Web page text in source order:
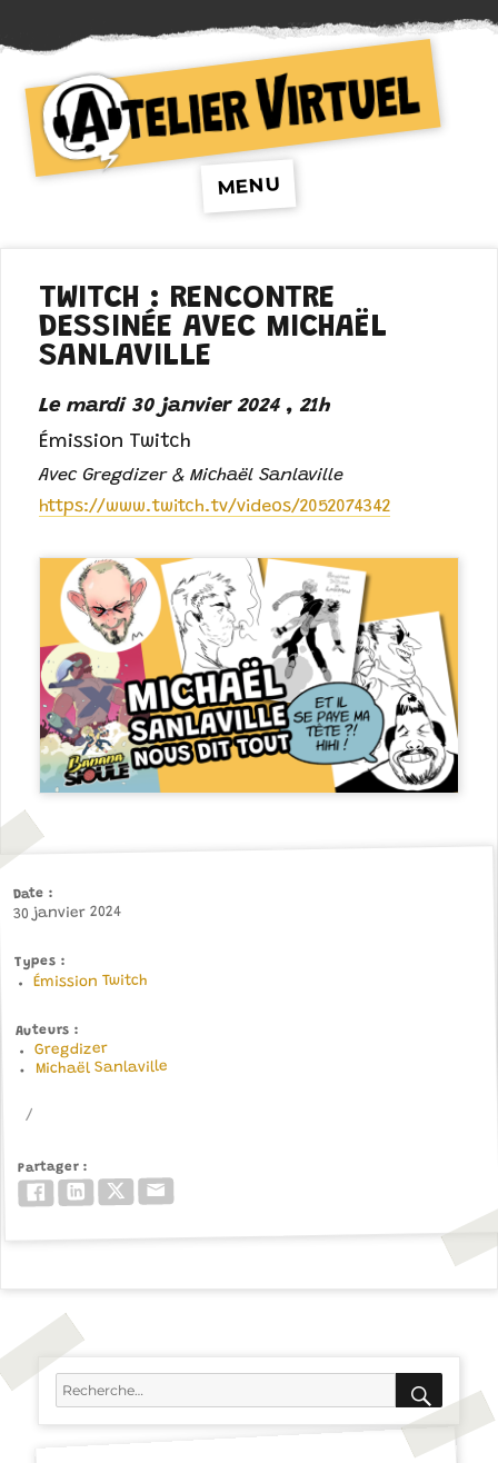
Atelier VirtuelMENU
TWITCH : RENCONTRE
DESSINÉE AVEC MICHAËL
SANLAVILLE
Le mardi 30 janvier 2024 , 21h
Émission Twitch
Avec Gregdizer & Michaël Sanlaville
https://www.twitch.tv/videos/2052074342
Date
30 janvier 2024
Types
Émission Twitch
Auteurs
Gregdizer
Michaël Sanlaville
Partager
FacebookLinkedInTwitter/X
Recherche
pour :